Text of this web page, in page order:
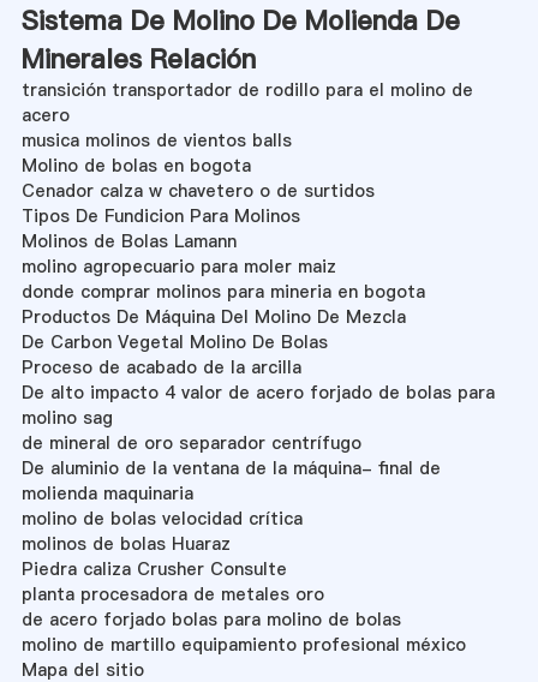
Sistema De Molino De Molienda De
Minerales Relación
transición transportador de rodillo para el molino de
acero
musica molinos de vientos balls
Molino de bolas en bogota
Cenador calza w chavetero o de surtidos
Tipos De Fundicion Para Molinos
Molinos de Bolas Lamann
molino agropecuario para moler maiz
donde comprar molinos para mineria en bogota
Productos De Máquina Del Molino De Mezcla
De Carbon Vegetal Molino De Bolas
Proceso de acabado de la arcilla
De alto impacto 4 valor de acero forjado de bolas para
molino sag
de mineral de oro separador centrífugo
De aluminio de la ventana de la máquina- final de
molienda maquinaria
molino de bolas velocidad crítica
molinos de bolas Huaraz
Piedra caliza Crusher Consulte
planta procesadora de metales oro
de acero forjado bolas para molino de bolas
molino de martillo equipamiento profesional méxico
Mapa del sitio